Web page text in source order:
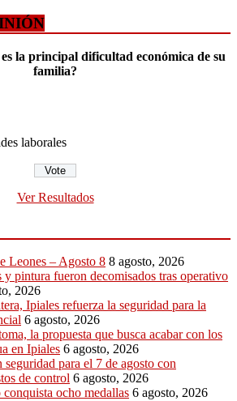
la principal dificultad económica de su
familia?
laborales
Ver Resultados
Leones – Agosto 8 8 agosto, 2026
pintura fueron decomisados tras operativo
2026
Ipiales refuerza la seguridad para la
6 agosto, 2026
la propuesta que busca acabar con los
en Ipiales 6 agosto, 2026
para el 7 de agosto con
de control 6 agosto, 2026
ocho medallas 6 agosto, 2026